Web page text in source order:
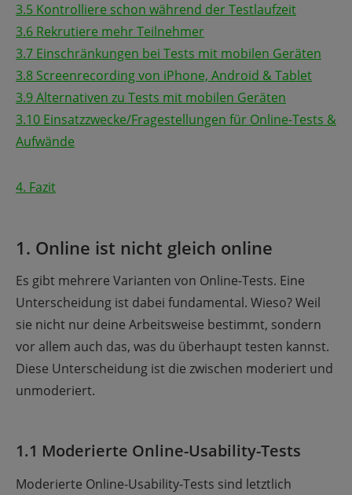
3.5 Kontrolliere schon während der Testlaufzeit
3.6 Rekrutiere mehr Teilnehmer
3.7 Einschränkungen bei Tests mit mobilen Geräten
3.8 Screenrecording von iPhone, Android & Tablet
3.9 Alternativen zu Tests mit mobilen Geräten
3.10 Einsatzzwecke/Fragestellungen für Online-Tests &
Aufwände
4. Fazit
1. Online ist nicht gleich online
Es gibt mehrere Varianten von Online-Tests. Eine
Unterscheidung ist dabei fundamental. Wieso? Weil
sie nicht nur deine Arbeitsweise bestimmt, sondern
vor allem auch das, was du überhaupt testen kannst.
Diese Unterscheidung ist die zwischen moderiert und
unmoderiert.
1.1 Moderierte Online-Usability-Tests
Moderierte Online-Usability-Tests sind letztlich